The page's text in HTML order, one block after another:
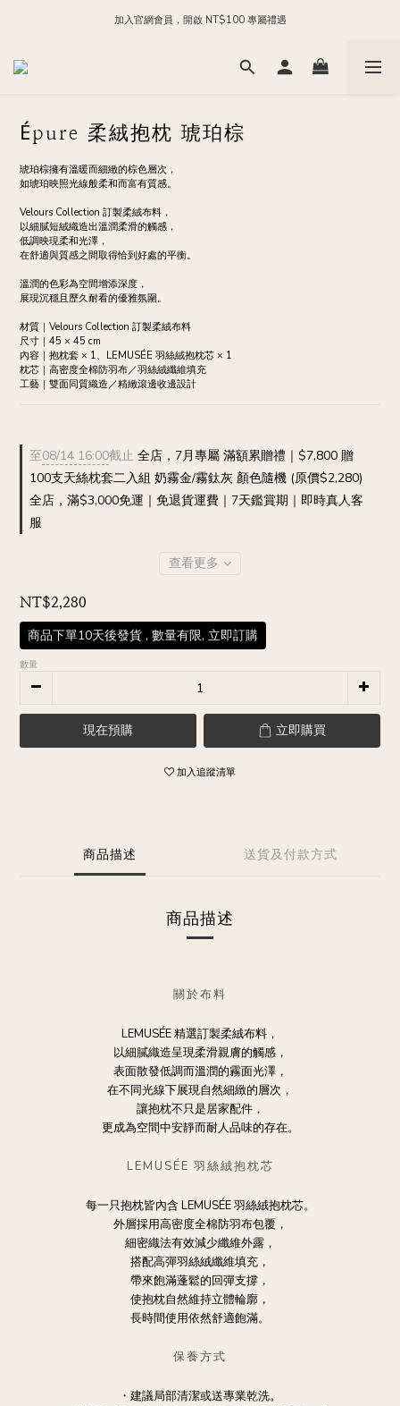
每日 24:00 前下單，現貨商品隔日出貨
加入官網會員，開啟 NT$100 專屬禮遇
加入官方 LINE，領取 NT$200 購物金
Épure 柔絨抱枕 琥珀棕
琥珀棕擁有溫暖而細緻的棕色層次，
如琥珀映照光線般柔和而富有質感。
Velours Collection 訂製柔絨布料，
以細膩短絨織造出溫潤柔滑的觸感，
低調映現柔和光澤，
在舒適與質感之間取得恰到好處的平衡。
溫潤的色彩為空間增添深度，
展現沉穩且歷久耐看的優雅氛圍。
材質｜Velours Collection 訂製柔絨布料
尺寸｜45 × 45 cm
內容｜抱枕套 × 1、LEMUSÉE 羽絲絨抱枕芯 × 1
枕芯｜高密度全棉防羽布／羽絲絨纖維填充
工藝｜雙面同質織造／精緻滾邊收邊設計
至08/14 16:00截止 全店，7月專屬 滿額累贈禮｜$7,800 贈
100支天絲枕套二入組 奶霧金/霧鈦灰 顏色隨機 (原價$2,280)
全店，滿$3,000免運｜免退貨運費｜7天鑑賞期｜即時真人客
服
查看更多
NT$2,280
商品下單10天後發貨 , 數量有限, 立即訂購
數量
現在預購 立即購買
加入追蹤清單
商品描述 送貨及付款方式
商品描述
關於布料
LEMUSÉE 精選訂製柔絨布料，
以細膩織造呈現柔滑親膚的觸感，
表面散發低調而溫潤的霧面光澤，
在不同光線下展現自然細緻的層次，
讓抱枕不只是居家配件，
更成為空間中安靜而耐人品味的存在。
LEMUSÉE 羽絲絨抱枕芯
每一只抱枕皆內含 LEMUSÉE 羽絲絨抱枕芯。
外層採用高密度全棉防羽布包覆，
細密織法有效減少纖維外露，
搭配高彈羽絲絨纖維填充，
帶來飽滿蓬鬆的回彈支撐，
使抱枕自然維持立體輪廓，
長時間使用依然舒適飽滿。
保養方式
・建議局部清潔或送專業乾洗。